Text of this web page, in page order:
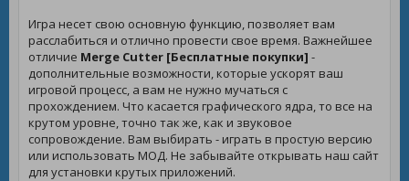
Игра несет свою основную функцию, позволяет вам
расслабиться и отлично провести свое время. Важнейшее
отличие Merge Cutter [Бесплатные покупки] -
дополнительные возможности, которые ускорят ваш
игровой процесс, а вам не нужно мучаться с
прохождением. Что касается графического ядра, то все на
крутом уровне, точно так же, как и звуковое
сопровождение. Вам выбирать - играть в простую версию
или использовать МОД. Не забывайте открывать наш сайт
для установки крутых приложений.